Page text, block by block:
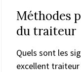
Méthodes
du traiteur
Quels sont les
excellent traiteur